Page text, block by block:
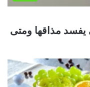
مذاقها ومتى